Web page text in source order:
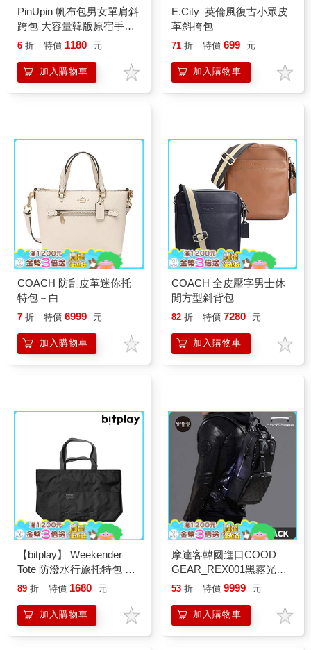
PinUpin 帆布包男女單肩斜
跨包 大容量韓版原宿手提
包 男簡約百搭 日系托特包
6 折 特價 1180 元
加入購物車
E.City_英倫風復古小眾皮
革斜挎包
71 折 特價 699 元
加入購物車
COACH 防刮皮革迷你托
特包－白
7 折 特價 6999 元
加入購物車
COACH 全皮壓字男士休
閒方型斜背包
82 折 特價 7280 元
加入購物車
【bitplay】 Weekender
Tote 防潑水行旅托特包 －
沙漠黃/暗夜黑
89 折 特價 1680 元
加入購物車
摩達客韓國進口COOD
GEAR_REX001黑霧光刀
刻紋頂級時尚商務雙邊後
吋筆電/防潑水/人體工學
53 折 特價 9999 元
加入購物車